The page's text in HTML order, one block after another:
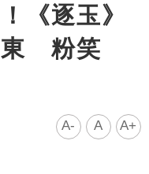
《逐玉》
東 粉笑
A- A A+